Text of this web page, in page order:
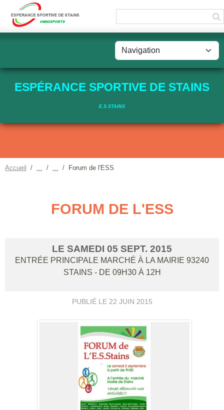
ESPÉRANCE SPORTIVE DE STAINS
E.S.STAINS
Accueil Forum de l'ESS
FORUM DE L'ESS
LE SAMEDI 05 SEPT. 2015
ENTRÉE PRINCIPALE MARCHÉ À LA MAIRIE 93240
STAINS - DE 09H30 À 12H
PUBLIÉ LE 22 JUIN 2015
Panneau de gestion des cookies